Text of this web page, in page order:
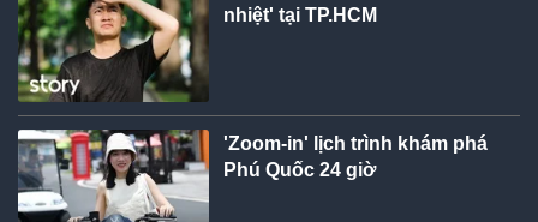
nhiệt' tại TP.HCM
'Zoom-in' lịch trình khám phá
Phú Quốc 24 giờ